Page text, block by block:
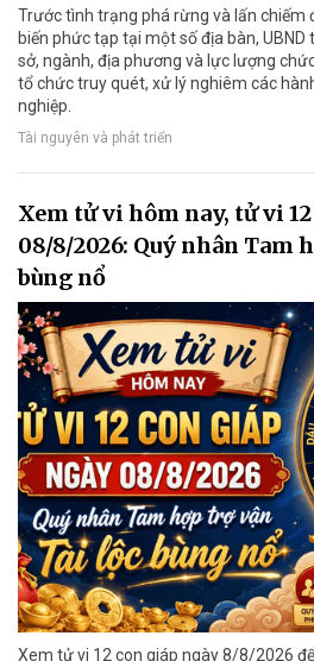
Trước tình trạng phá rừng và lấn chiếm
biến phức tạp tại một số địa bàn, UBND
sở, ngành, địa phương và lực lượng
tổ chức truy quét, xử lý nghiêm các
nghiệp.
Tài nguyên và phát triển
Xem tử vi hôm nay, tử vi
08/8/2026: Quý nhân Tam
bùng nổ
Xem tử vi 12 con giáp ngày 8/8/2026